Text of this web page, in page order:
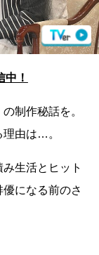
中！
制作秘話を。
由は…。
生活とヒット
になる前のさ